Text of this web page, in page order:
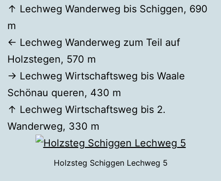
↑ Lechweg Wanderweg bis Schiggen, 690
m
← Lechweg Wanderweg zum Teil auf
Holzstegen, 570 m
→ Lechweg Wirtschaftsweg bis Waale
Schönau queren, 430 m
↑ Lechweg Wirtschaftsweg bis 2.
Wanderweg, 330 m
Holzsteg Schiggen Lechweg 5